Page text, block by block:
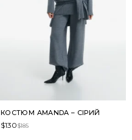
КОСТЮМ AMANDA – СІРИЙ
$185
$130